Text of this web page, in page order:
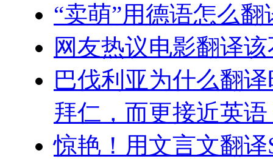
“卖萌”用德语怎么翻
网友热议电影翻译
巴伐利亚为什么翻
拜仁，而更接近英语
惊艳！用文言文翻译